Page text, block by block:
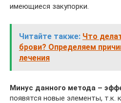
имеющиеся закупорки.
Читайте также: Что
брови? Определяем
лечения
Минус данного метода –
появятся новые элементы, т.к.